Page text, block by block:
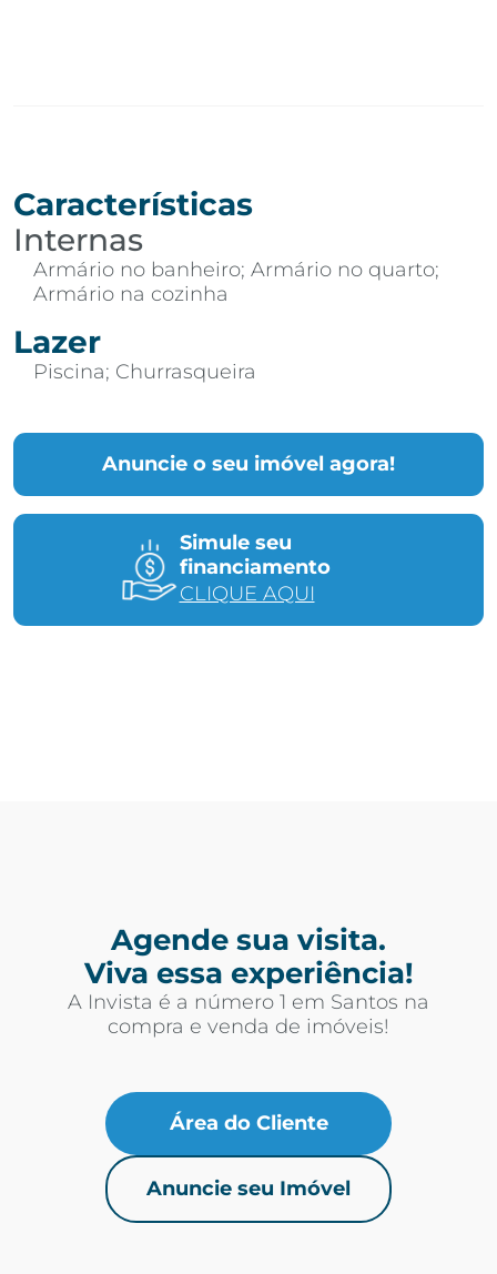
Anuncie o seu imóvel agora!
Simule seu
financiamento
CLIQUE AQUI
Características
Internas
Armário no banheiro; Armário no quarto;
Armário na cozinha
Lazer
Piscina; Churrasqueira
Agende sua visita.
Viva essa experiência!
A Invista é a número 1 em Santos na
compra e venda de imóveis!
Área do Cliente
Anuncie seu Imóvel